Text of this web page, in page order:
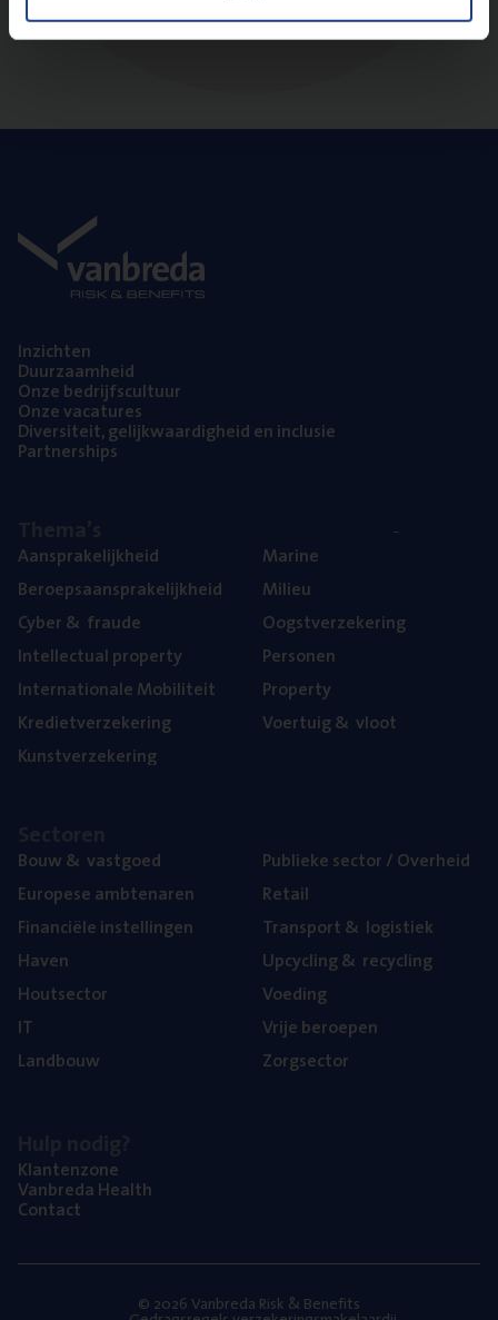
Inzich­ten
Duur­zaam­heid
Onze bedrijfs­cul­tuur
Onze vaca­tu­res
Diver­si­teit, gelijk­waar­dig­heid en inclusie
Part­ner­ships
Aan­spra­ke­lijk­heid
Beroeps­aan­spra­ke­lijk­heid
Cyber& fraude
Intel­lec­tu­al property
Inter­na­ti­o­na­le Mobiliteit
Kre­diet­ver­ze­ke­ring
Kunst­ver­ze­ke­ring
Mari­ne
Mili­eu
Oogst­ver­ze­ke­ring
Per­so­nen
Pro­per­ty
Voer­tuig& vloot
Bouw& vastgoed
Euro­pe­se ambtenaren
Finan­ci­ë­le instellingen
Haven
Hout­sec­tor
IT
Land­bouw
Publie­ke sec­tor / Overheid
Retail
Trans­port& logistiek
Upcy­cling& recycling
Voe­ding
Vrije beroe­pen
Zorg­sec­tor
Klan­ten­zo­ne
Van­b­re­da Health
Con­tact
© 2026 Vanbreda Risk & Benefits